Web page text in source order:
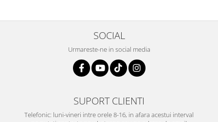
SOCIAL
Urmareste-ne in social media
SUPORT CLIENTI
Telefonic: luni-vineri intre orele 8-16, in afara acestui interval